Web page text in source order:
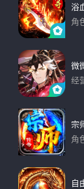
浴
角
微
经
宗
角
自